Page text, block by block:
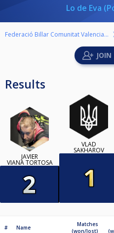
Lo de Eva
Federació Billar Comunitat Valenciana
Results
JAVIER
VIANA TORTOSA
VLAD
SAKHAROV
# Name
Matches
(won/lost)